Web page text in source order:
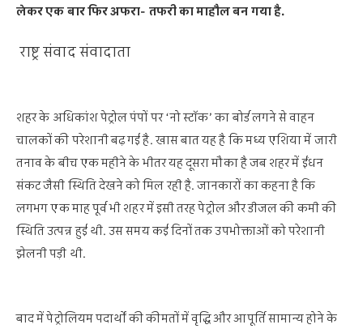
लेकर एक बार फिर अफरा- तफरी का माहौल बन गया है.
राष्ट्र संवाद संवादाता
शहर के अधिकांश पेट्रोल पंपों पर ‘नो स्टॉक’ का बोर्ड लगने से वाहन
चालकों की परेशानी बढ़ गई है. खास बात यह है कि मध्य एशिया में जारी
तनाव के बीच एक महीने के भीतर यह दूसरा मौका है जब शहर में ईंधन
संकट जैसी स्थिति देखने को मिल रही है. जानकारों का कहना है कि
लगभग एक माह पूर्व भी शहर में इसी तरह पेट्रोल और डीजल की कमी की
स्थिति उत्पन्न हुई थी. उस समय कई दिनों तक उपभोक्ताओं को परेशानी
झेलनी पड़ी थी.
बाद में पेट्रोलियम पदार्थों की कीमतों में वृद्धि और आपूर्ति सामान्य होने के